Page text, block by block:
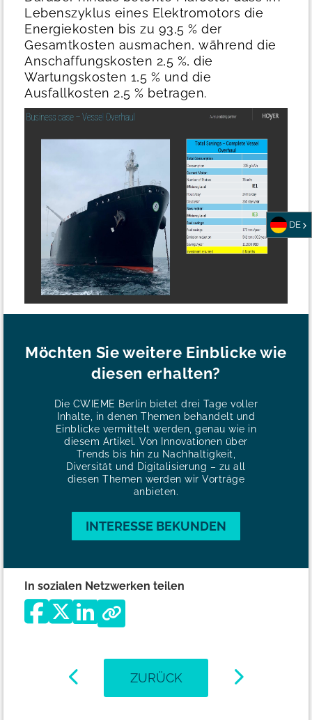
Lebenszyklus eines Elektromotors die
Energiekosten bis zu 93,5 % der
Gesamtkosten ausmachen, während die
Anschaffungskosten 2,5 %, die
Wartungskosten 1,5 % und die
Ausfallkosten 2,5 % betragen.
Möchten Sie weitere Einblicke wie
diesen erhalten?
Die CWIEME Berlin bietet drei Tage voller
Inhalte, in denen Themen behandelt und
Einblicke vermittelt werden, genau wie in
diesem Artikel. Von Innovationen über
Trends bis hin zu Nachhaltigkeit,
Diversität und Digitalisierung – zu all
diesen Themen werden wir Vorträge
anbieten.
INTERESSE BEKUNDEN
In sozialen Netzwerken teilen
ZURÜCK
DE